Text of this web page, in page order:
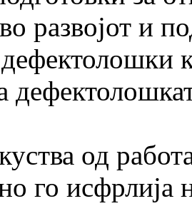
развојот и
од
го исфрлија